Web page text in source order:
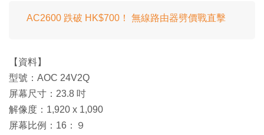
AC2600 跌破 HK$700！ 無線路由器劈價戰直擊
【資料】
型號：AOC 24V2Q
屏幕尺寸：23.8 吋
解像度：1,920 x 1,090
屏幕比例：16：９